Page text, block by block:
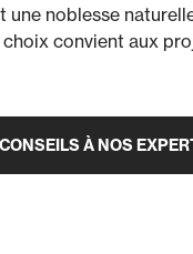
une noblesse
convient aux
À NOS